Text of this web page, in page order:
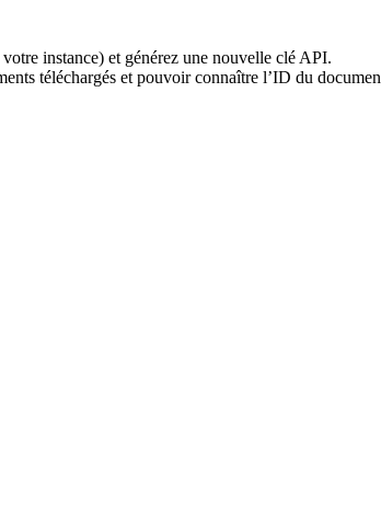
votre instance) et générez une nouvelle clé API.
téléchargés et pouvoir connaître l’ID du